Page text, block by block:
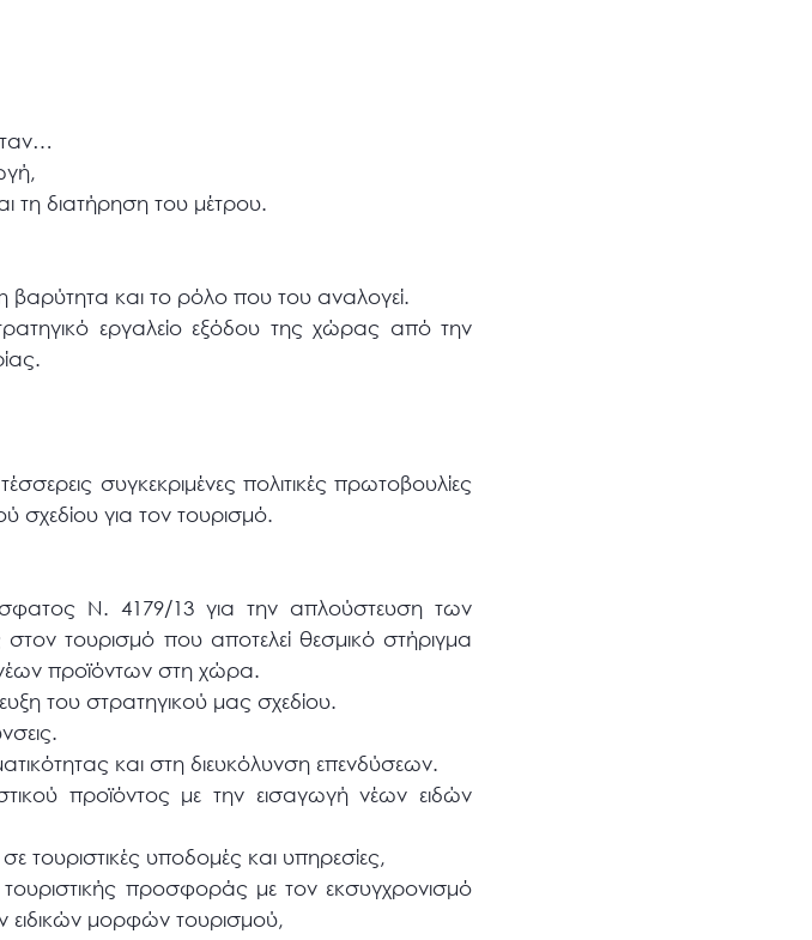
τη διατήρηση του μέτρου.
βαρύτητα και το ρόλο που του αναλογεί.
εργαλείο εξόδου της χώρας από την
συγκεκριμένες πολιτικές πρωτοβουλίες
σχεδίου για τον τουρισμό.
Ν. 4179/13 για την απλούστευση των
στον τουρισμό που αποτελεί θεσμικό στήριγμα
νέων προϊόντων στη χώρα.
του στρατηγικού μας σχεδίου.
και στη διευκόλυνση επενδύσεων.
προϊόντος με την εισαγωγή νέων ειδών
τουριστικές υποδομές και υπηρεσίες,
προσφοράς με τον εκσυγχρονισμό
ειδικών μορφών τουρισμού,